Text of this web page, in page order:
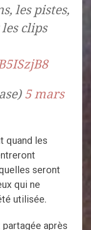
les pistes,
clips
5 mars
quand les
seront
qui ne
utilisée.
après